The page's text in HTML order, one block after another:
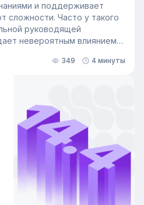
и поддерживает
сложности. Часто у такого
руководящей
невероятным влиянием
У него есть авторитет
выстраивать
применение их навыков
управления персоналом,
и создаст
культуру. Как это
349 4 минуты